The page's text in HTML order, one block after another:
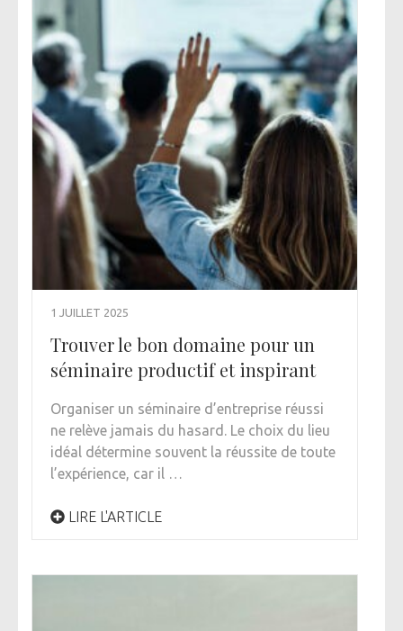
1 JUILLET 2025
Trouver le bon domaine pour un
séminaire productif et inspirant
Organiser un séminaire d’entreprise réussi
ne relève jamais du hasard. Le choix du lieu
idéal détermine souvent la réussite de toute
l’expérience, car il …
LIRE L'ARTICLE